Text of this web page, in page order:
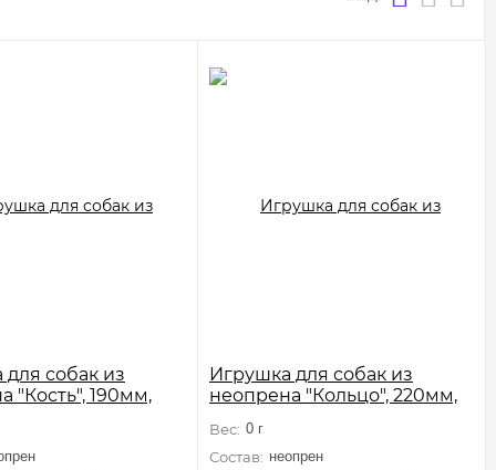
собак из
"Кость", 190мм,
Игрушка для собак из
неопрена "Кольцо", 220мм,
Вес: 0 г
Состав: неопрен